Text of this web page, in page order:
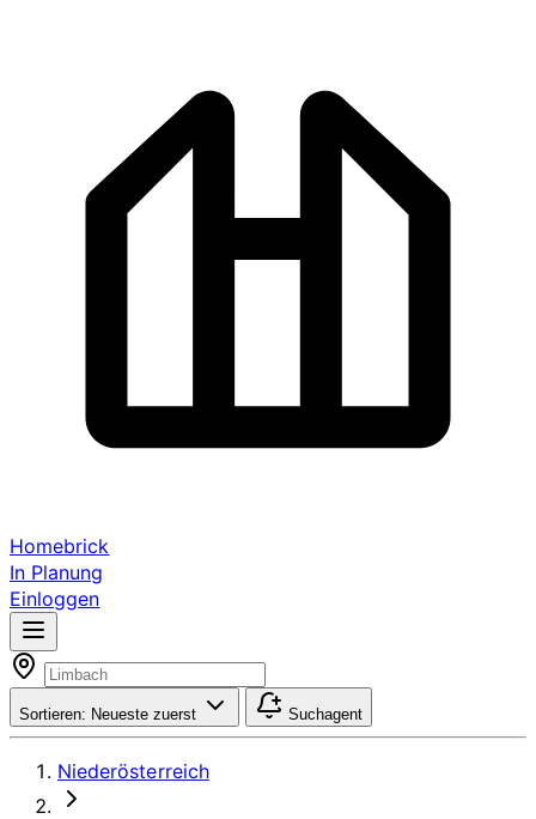
Homebrick
In Planung
Einloggen
Sortieren: Neueste zuerst Suchagent
Niederösterreich